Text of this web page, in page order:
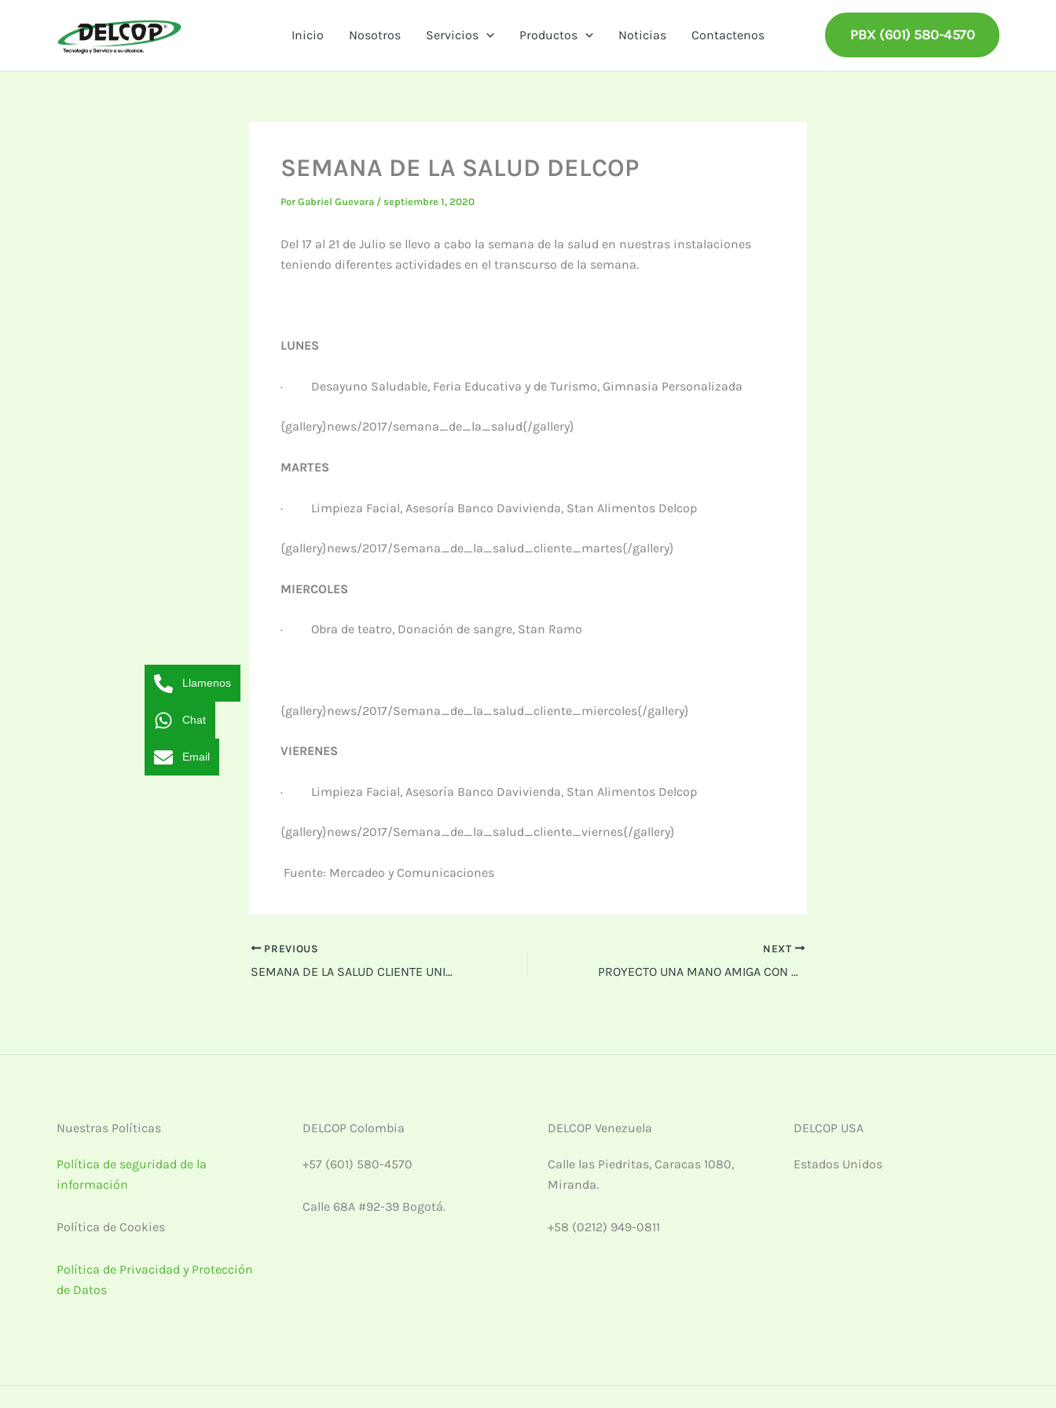
Inicio Nosotros Servicios Productos Noticias Contactenos PBX (601) 580-4570
SEMANA DE LA SALUD DELCOP
Por Gabriel Guevara / septiembre 1, 2020
Del 17 al 21 de Julio se llevo a cabo la semana de la salud en nuestras instalaciones
teniendo diferentes actividades en el transcurso de la semana.
LUNES
· Desayuno Saludable, Feria Educativa y de Turismo, Gimnasia Personalizada
{gallery}news/2017/semana_de_la_salud{/gallery}
MARTES
· Limpieza Facial, Asesoría Banco Davivienda, Stan Alimentos Delcop
{gallery}news/2017/Semana_de_la_salud_cliente_martes{/gallery}
MIERCOLES
· Obra de teatro, Donación de sangre, Stan Ramo
{gallery}news/2017/Semana_de_la_salud_cliente_miercoles{/gallery}
VIERENES
· Limpieza Facial, Asesoría Banco Davivienda, Stan Alimentos Delcop
{gallery}news/2017/Semana_de_la_salud_cliente_viernes{/gallery}
Fuente: Mercadeo y Comunicaciones
PREVIOUS
SEMANA DE LA SALUD CLIENTE UNIMINUTO
NEXT
PROYECTO UNA MANO AMIGA CON MI GENTE
Nuestras Políticas
Política de seguridad de la
información
Política de Cookies
Política de Privacidad y Protección
de Datos
DELCOP Colombia
+57 (601) 580-4570
Calle 68A #92-39 Bogotá.
DELCOP Venezuela
Calle las Piedritas, Caracas 1080,
Miranda.
+58 (0212) 949-0811
DELCOP USA
Estados Unidos
Llamenos
Chat
Email